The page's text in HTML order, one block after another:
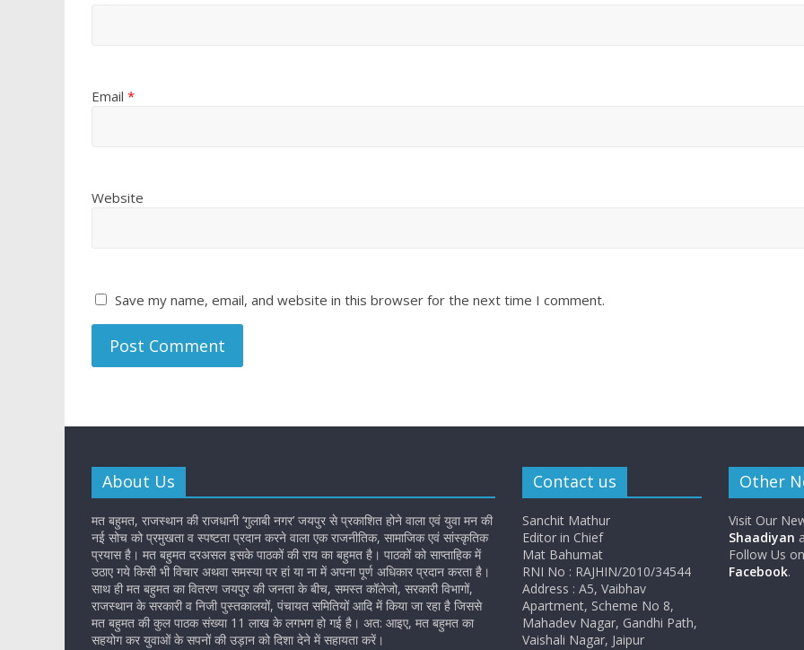
Email *
Website
Save my name, email, and website in this browser for the next time I comment.
About Us
मत बहुमत, राजस्थान की राजधानी ‘गुलाबी नगर’ जयपुर से प्रकाशित होने वाला एवं युवा मन की
नई सोच को प्रमुखता व स्पष्टता प्रदान करने वाला एक राजनीतिक, सामाजिक एवं सांस्कृतिक
प्रयास है। मत बहुमत दरअसल इसके पाठकों की राय का बहुमत है। पाठकों को साप्ताहिक में
उठाए गये किसी भी विचार अथवा समस्या पर हां या ना में अपना पूर्ण अधिकार प्रदान करता है।
साथ ही मत बहुमत का वितरण जयपुर की जनता के बीच, समस्त कॉलेजो, सरकारी विभागों,
राजस्थान के सरकारी व निजी पुस्तकालयों, पंचायत समितियों आदि में किया जा रहा है जिससे
मत बहुमत की कुल पाठक संख्या 11 लाख के लगभग हो गई है। अत: आइए, मत बहुमत का
सहयोग कर युवाओं के सपनों की उड़ान को दिशा देने में सहायता करें।
Contact us
Sanchit Mathur
Editor in Chief
Mat Bahumat
RNI No : RAJHIN/2010/34544
Address : A5, Vaibhav
Apartment, Scheme No 8,
Mahadev Nagar, Gandhi Path,
Vaishali Nagar, Jaipur
Other
Visit Our
Shaadiyan
Follow Us
Facebook.